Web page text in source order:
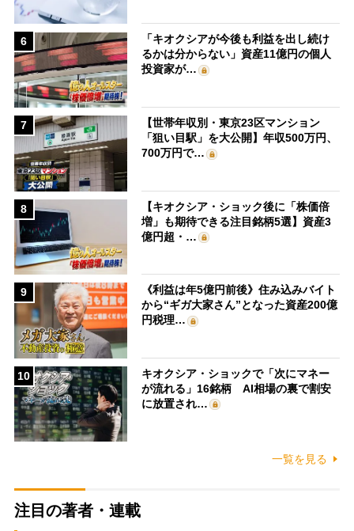
6
「キオクシアが今後も利益を出し続け
るかは分からない」資産11億円の個人
投資家が…
7
【世帯年収別・東京23区マンション
「狙い目駅」を大公開】年収500万円、
700万円で…
8
【キオクシア・ショック後に「株価倍
増」も期待できる注目銘柄5選】資産3
億円超・…
9
《利益は年5億円前後》住み込みバイト
から“ギガ大家さん”となった資産200億
円税理…
10
キオクシア・ショックで「次にマネー
が流れる」16銘柄 AI相場の裏で割安
に放置され…
一覧を見る
注目の著者・連載